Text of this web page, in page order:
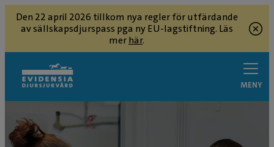
Den 22 april 2026 tillkom nya regler för utfärdande
av sällskapsdjurspass pga ny EU-lagstiftning. Läs
merhär.
MENY